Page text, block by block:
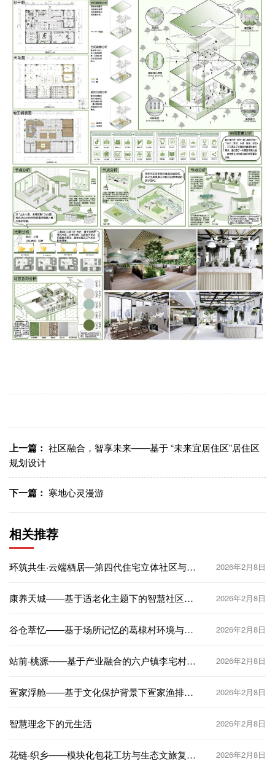
上一篇： 社区融合，智享未来——基于 “未来宜居住区”居住区
规划设计
下一篇： 寒地心灵漫游
相关推荐
环筑共生·云端栖居—第四代住宅立体社区与智
2026年2月8日
康养天城——基于适老化主题下的智慧社区设
2026年2月8日
谷仓萃忆——基于场所记忆的葛棣村环境与空
2026年2月8日
站前·桃源——基于产业融合的六户镇李宅村村
2026年2月8日
疍家浮舱——基于文化保护背景下疍家渔排改
2026年2月8日
智慧理念下的元生活 2026年2月8日
花链·织乡——模块化包花工坊与生态文旅复合
2026年2月8日